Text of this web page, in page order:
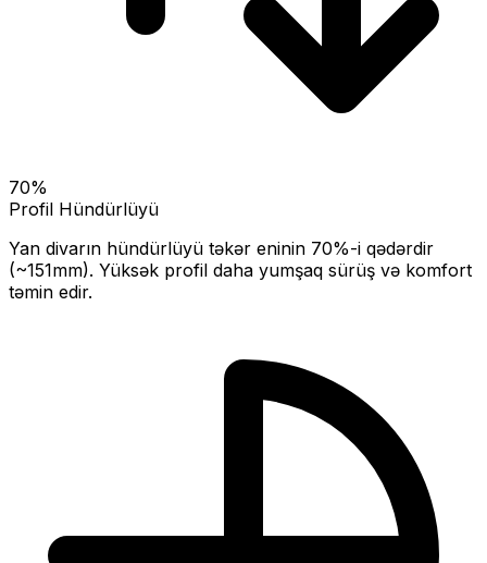
70%
Profil Hündürlüyü
Yan divarın hündürlüyü təkər eninin 70%-i qədərdir
(~151mm). Yüksək profil daha yumşaq sürüş və komfort
təmin edir.